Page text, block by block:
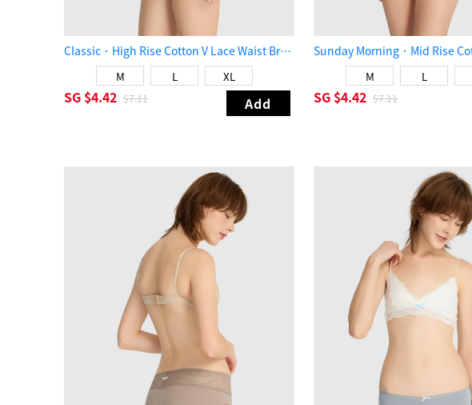
Classic．High Rise Cotton V Lace Waist Brief Panty（Quarry）
M L XL
SG $4.42 $7.11 Add
M L
SG $4.42 $7.11